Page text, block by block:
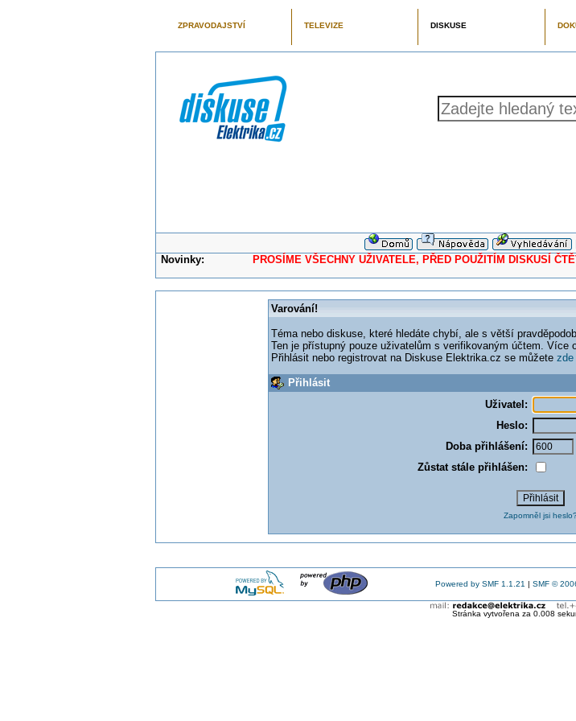
ZPRAVODAJSTVÍ TELEVIZE DISKUSE
Novinky: PROSÍME VŠECHNY UŽIVATELE, PŘED POUŽITÍM DISKUSÍ
Varování!
Téma nebo diskuse, které hledáte chybí, ale s větší
Ten je přístupný pouze uživatelům s verifikovaným účtem. Více
Přihlásit nebo registrovat na Diskuse Elektrika.cz se můžete zde
Přihlásit
Uživatel:
Heslo:
Doba přihlášení:
Zůstat stále přihlášen:
Zapomněl jsi heslo?
Powered by SMF 1.1.21 | SMF ©
Stránka vytvořena za 0.008